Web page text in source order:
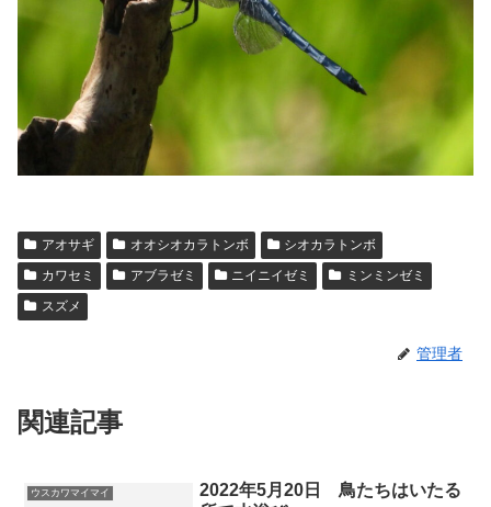
アオサギ オオシオカラトンボ
シオカラトンボ
カワセミ
アブラゼミ ニイニイゼミ
ミンミンゼミ
スズメ
管理者
関連記事
ウスカワマイマイ
2022年5月20日 鳥たちはいたる